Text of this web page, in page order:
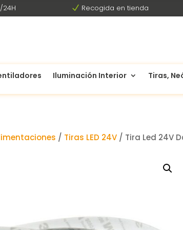
24H N Recogida en tienda
Iluminación Interior Tiras,
/ Tiras LED 24V / Tira Led 24V